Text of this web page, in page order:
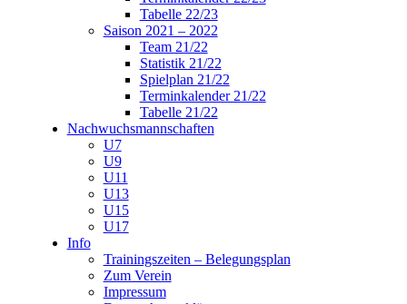
Tabelle 22/23
Saison 2021 – 2022
Team 21/22
Statistik 21/22
Spielplan 21/22
Terminkalender 21/22
Tabelle 21/22
Nachwuchsmannschaften
U7
U9
U11
U13
U15
U17
Info
Trainingszeiten – Belegungsplan
Zum Verein
Impressum